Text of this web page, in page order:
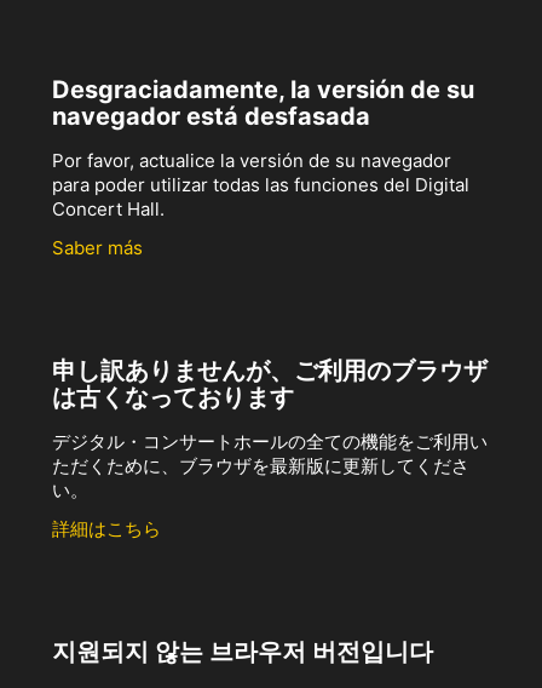
Desgraciadamente, la versión de su
navegador está desfasada
Por favor, actualice la versión de su navegador
para poder utilizar todas las funciones del Digital
Concert Hall.
Saber más
申し訳ありませんが、ご利用のブラウザ
は古くなっております
デジタル・コンサートホールの全ての機能をご利用い
ただくために、ブラウザを最新版に更新してくださ
い。
詳細はこちら
지원되지 않는 브라우저 버전입니다